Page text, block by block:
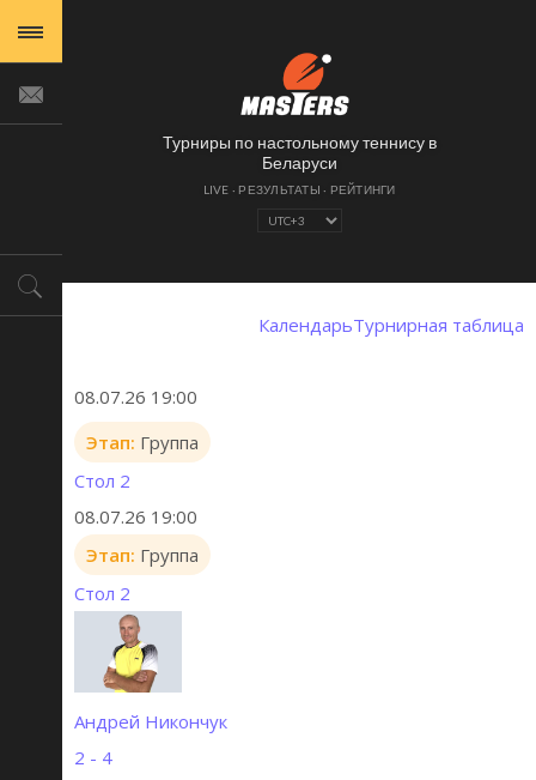
Турниры по настольному теннису в
Беларуси
КалендарьТурнирная таблица
08.07.26 19:00
Этап: Группа
Стол 2
08.07.26 19:00
Этап: Группа
Стол 2
Андрей Никончук
2 - 4